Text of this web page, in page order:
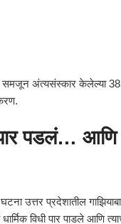
समजून अंत्यसंस्कार केलेल्या 38
पडलं… आणि
उत्तर प्रदेशातील
धार्मिक विधी पार पाडले